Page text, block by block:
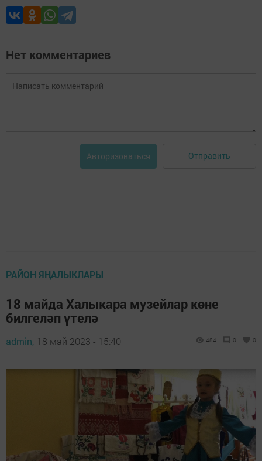
Нет комментариев
Авторизоваться Отправить
РАЙОН ЯҢАЛЫКЛАРЫ
18 майда Халыкара музейлар көне
билгеләп үтелә
admin, 18 май 2023 - 15:40 484 0 0